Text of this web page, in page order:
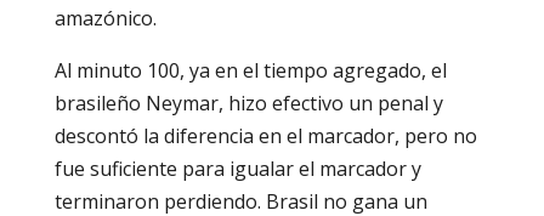
amazónico.
Al minuto 100, ya en el tiempo agregado, el
brasileño Neymar, hizo efectivo un penal y
descontó la diferencia en el marcador, pero no
fue suficiente para igualar el marcador y
terminaron perdiendo. Brasil no gana un